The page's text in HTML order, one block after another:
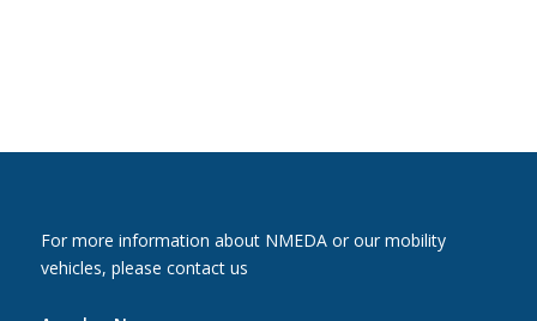
For more information about NMEDA or our mobility
vehicles, please contact us